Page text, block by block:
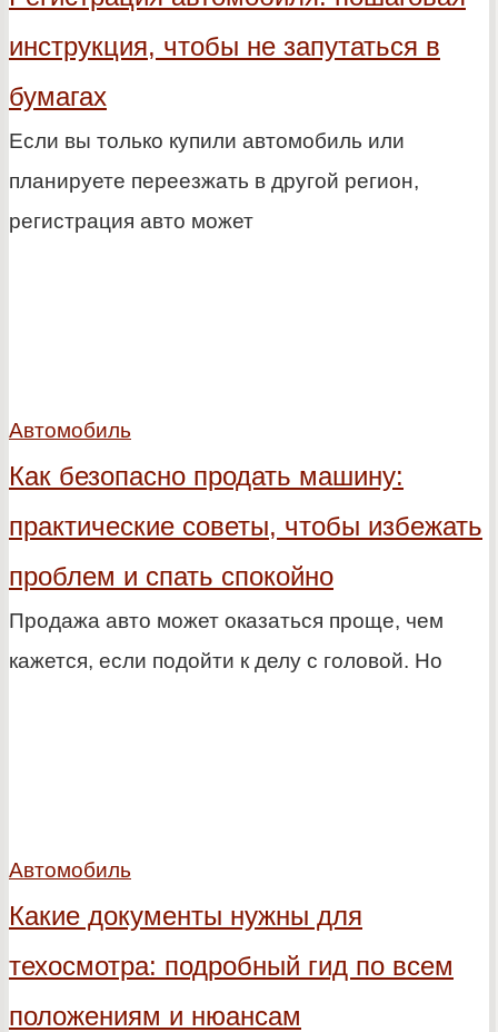
инструкция, чтобы не запутаться в
бумагах
Если вы только купили автомобиль или
планируете переезжать в другой регион,
регистрация авто может
Автомобиль
Как безопасно продать машину:
практические советы, чтобы избежать
проблем и спать спокойно
Продажа авто может оказаться проще, чем
кажется, если подойти к делу с головой. Но
Автомобиль
Какие документы нужны для
техосмотра: подробный гид по всем
положениям и нюансам